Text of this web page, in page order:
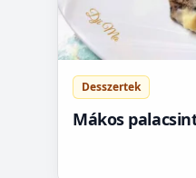
Desszertek
Mákos